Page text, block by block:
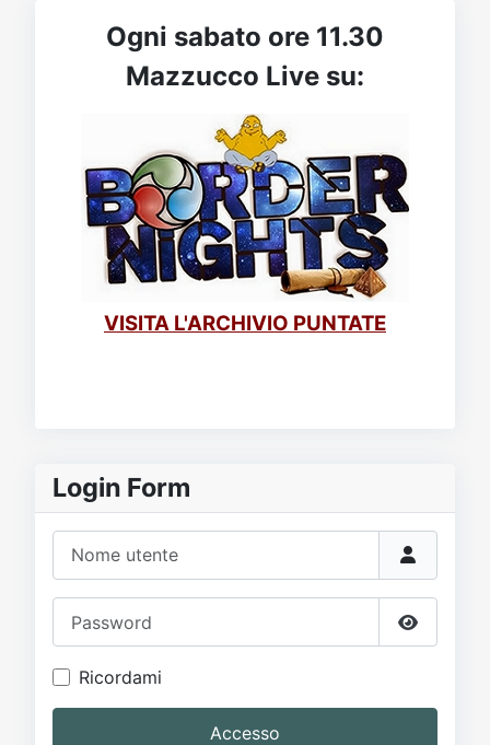
Login Form
Mostra
Ricordami
Accesso
Ogni sabato ore 11.30
Mazzucco Live su:
VISITA L'ARCHIVIO PUNTATE